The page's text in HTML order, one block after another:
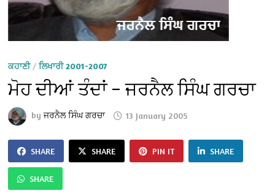
ਕਹਾਣੀ/ਲਿਖਾਰੀ 2001-2007
ਮੋਹ ਦੀਆਂ ਤੰਦਾਂ – ਜਰਨੈਲ ਸਿੰਘ ਗਰਚਾ
byਜਰਨੈਲ ਸਿੰਘ ਗਰਚਾ 13 January 2005
SHARE SHARE PIN IT SHARE
SHARE